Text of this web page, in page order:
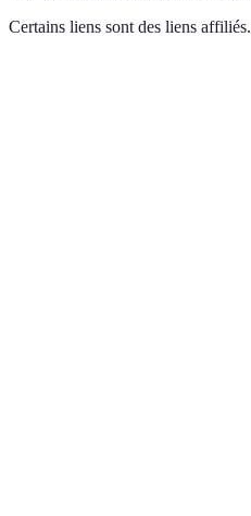
Certains liens sont des liens affiliés.